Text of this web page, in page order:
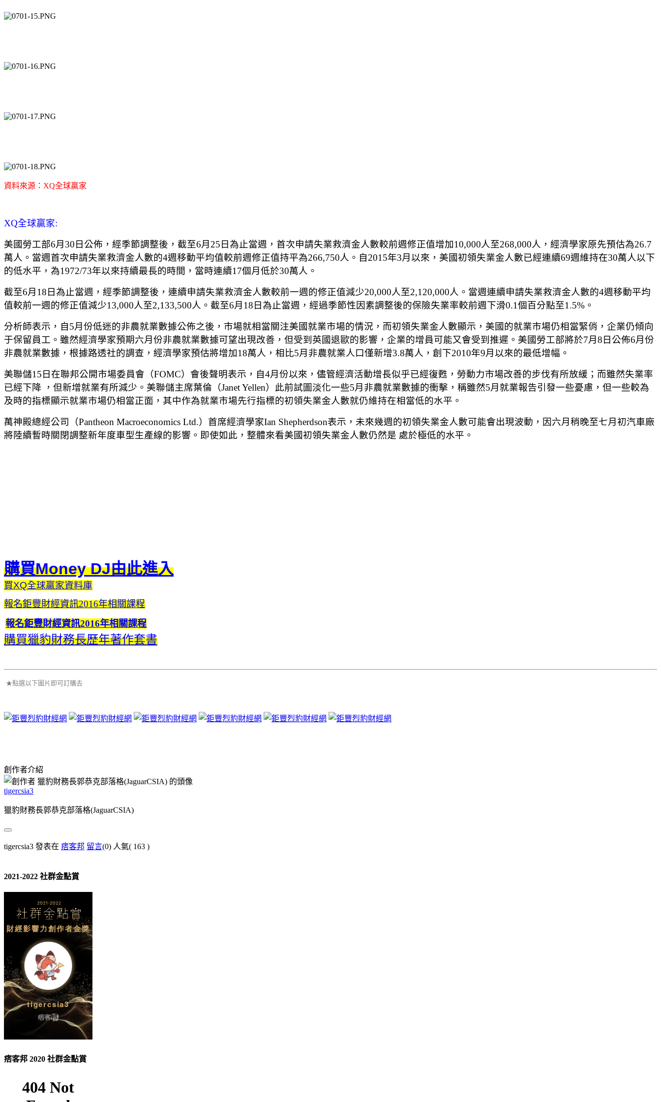
資料來源：XQ全球贏家
XQ全球贏家:
美國勞工部6月30日公佈，經季節調整後，截至6月25日為止當週，首次申請失業救濟金人數較前週修正值增加10,000人至268,000人，經濟學家原先預估為26.7
萬人。當週首次申請失業救濟金人數的4週移動平均值較前週修正值持平為266,750人。自2015年3月以來，美國初領失業金人數已經連續69週維持在30萬人以下
的低水平，為1972/73年以來持續最長的時間，當時連續17個月低於30萬人。
截至6月18日為止當週，經季節調整後，連續申請失業救濟金人數較前一週的修正值減少20,000人至2,120,000人。當週連續申請失業救濟金人數的4週移動平均
值較前一週的修正值減少13,000人至2,133,500人。截至6月18日為止當週，經過季節性因素調整後的保險失業率較前週下滑0.1個百分點至1.5%。
分析師表示，自5月份低迷的非農就業數據公佈之後，市場就相當關注美國就業市場的情況，而初領失業金人數顯示，美國的就業市場仍相當緊俏，企業仍傾向
于保留員工。雖然經濟學家預期六月份非農就業數據可望出現改善，但受到英國退歐的影響，企業的增員可能又會受到推遲。美國勞工部將於7月8日公佈6月份
非農就業數據，根據路透社的調查，經濟學家預估將增加18萬人，相比5月非農就業人口僅新增3.8萬人，創下2010年9月以來的最低增幅。
美聯儲15日在聯邦公開市場委員會（FOMC）會後聲明表示，自4月份以來，儘管經濟活動增長似乎已經復甦，勞動力市場改善的步伐有所放緩；而雖然失業率
已經下降 ，但新增就業有所減少。美聯儲主席葉倫（Janet Yellen）此前試圖淡化一些5月非農就業數據的衝擊，稱雖然5月就業報告引發一些憂慮，但一些較為
及時的指標顯示就業市場仍相當正面，其中作為就業市場先行指標的初領失業金人數就仍維持在相當低的水平。
萬神殿總經公司（Pantheon Macroeconomics Ltd.）首席經濟學家Ian Shepherdson表示，未來幾週的初領失業金人數可能會出現波動，因六月稍晚至七月初汽車廠
將陸續暫時關閉調整新年度車型生產線的影響。即使如此，整體來看美國初領失業金人數仍然是 處於極低的水平。
購買Money DJ由此進入
買XQ全球贏家資料庫
報名鉅豐財經資訊2016年相關課程
報名鉅豐財經資訊2016年相關課程
購買獵豹財務長歷年著作套書
★點選以下圖片即可訂購去
創作者介紹
tigercsia3
獵豹財務長郭恭克部落格(JaguarCSIA)
tigercsia3 發表在 痞客邦 留言(0) 人氣( 163 )
2021-2022 社群金點賞
痞客邦 2020 社群金點賞